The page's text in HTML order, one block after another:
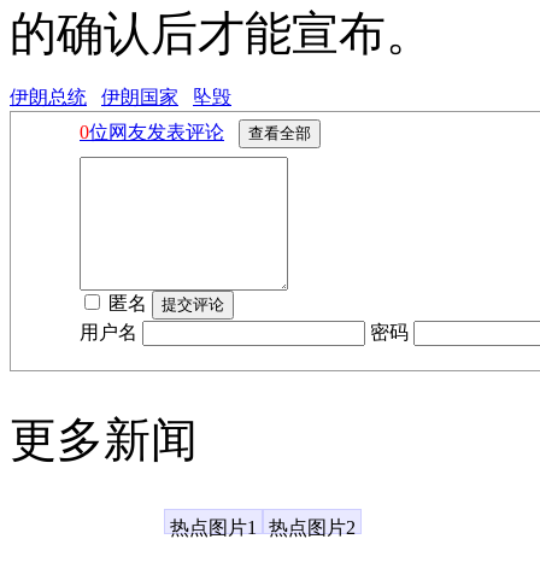
的确认后才能宣布。
伊朗总统 伊朗国家
坠毁
0位网友发表评论
匿名
用户名
密码
更多新闻
热点图片1 热点图片2